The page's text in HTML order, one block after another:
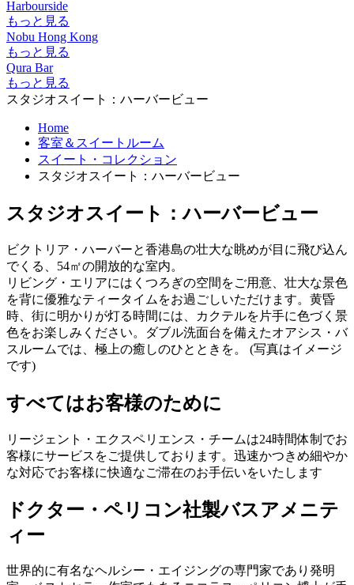
Harbourside
もっと見る
Nobu Hong Kong
もっと見る
Qura Bar
もっと見る
スタジオスイート：ハーバービュー
Home
客室＆スイートルーム
スイート・コレクション
スタジオスイート：ハーバービュー
スタジオスイート：ハーバービュー
ビクトリア・ハーバーと香港島の壮大な眺めが目に飛び込ん
でくる、54㎡の開放的な室内。
リビング・エリアにはくつろぎの空間をご用意、壮大な景色
を背に優雅なティータイムをお過ごしいただけます。黄昏
時、街に明かりが灯る時間には、カクテルを片手に色づく景
色をお楽しみください。ダブル洗面台を備えたオアシス・バ
スルームでは、極上の癒しのひとときを。 (写真はイメージ
です)
すべてはお客様のために
リージェント・エクスペリエンス・チームは24時間体制でお
客様にサービスをご提供しております。迅速かつきめ細やか
な対応でお客様に快適なご滞在のお手伝いをいたします
ドクター・ペリコン社製バスアメニテ
ィー
世界的に有名なヘルシー・エイジングの専門家であり発明